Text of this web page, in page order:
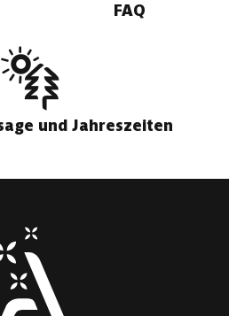
FAQ
und Jahreszeiten